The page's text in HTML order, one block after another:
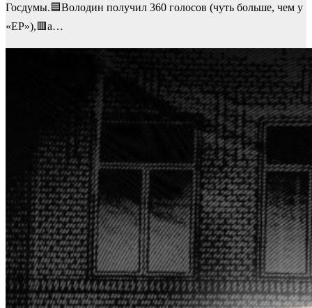
Госдумы.🟦Володин получил 360 голосов (чуть больше, чем у
«ЕР»),🟥а…